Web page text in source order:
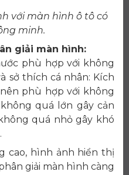
với màn hình ô tô có
minh.
giải màn hình:
phù hợp với không
sở thích cá nhân: Kích
phù hợp với không
quá lớn gây cản
quá nhỏ gây khó
cao, hình ảnh hiển thị
giải màn hình càng